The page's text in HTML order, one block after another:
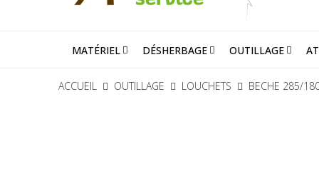
MATÉRIEL DÉSHERBAGE OUTILLAGE
ACCUEIL OUTILLAGE LOUCHETS BECHE 285/